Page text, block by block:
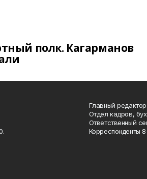
полк. Кагарманов
Главный
Отдел кадров,
Ответственный
Корреспонденты